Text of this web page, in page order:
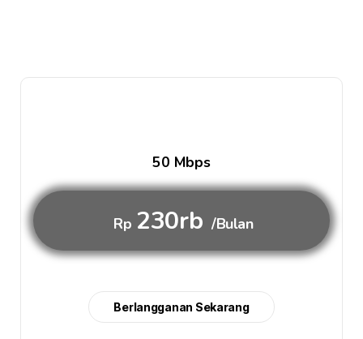
50 Mbps
Rp 230rb /Bulan
Berlangganan Sekarang